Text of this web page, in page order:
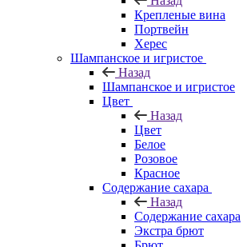
Крепленые вина
Портвейн
Херес
Шампанское и игристое
Назад
Шампанское и игристое
Цвет
Назад
Цвет
Белое
Розовое
Красное
Содержание сахара
Назад
Содержание сахара
Экстра брют